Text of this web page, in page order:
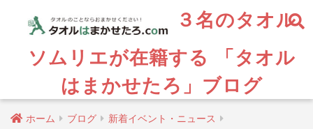
３名のタオル
ソムリエが在籍する 「タオル
はまかせたろ」ブログ
ホーム ブログ 新着イベント・ニュース